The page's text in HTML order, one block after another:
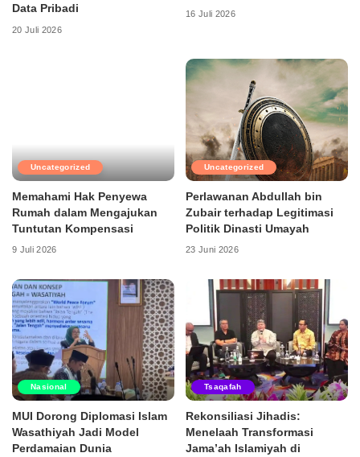
Data Pribadi
20 Juli 2026
16 Juli 2026
Uncategorized
Memahami Hak Penyewa
Rumah dalam Mengajukan
Tuntutan Kompensasi
9 Juli 2026
Uncategorized
Perlawanan Abdullah bin
Zubair terhadap Legitimasi
Politik Dinasti Umayah
23 Juni 2026
Nasional
MUI Dorong Diplomasi Islam
Wasathiyah Jadi Model
Perdamaian Dunia
Tsaqafah
Rekonsiliasi Jihadis:
Menelaah Transformasi
Jama’ah Islamiyah di